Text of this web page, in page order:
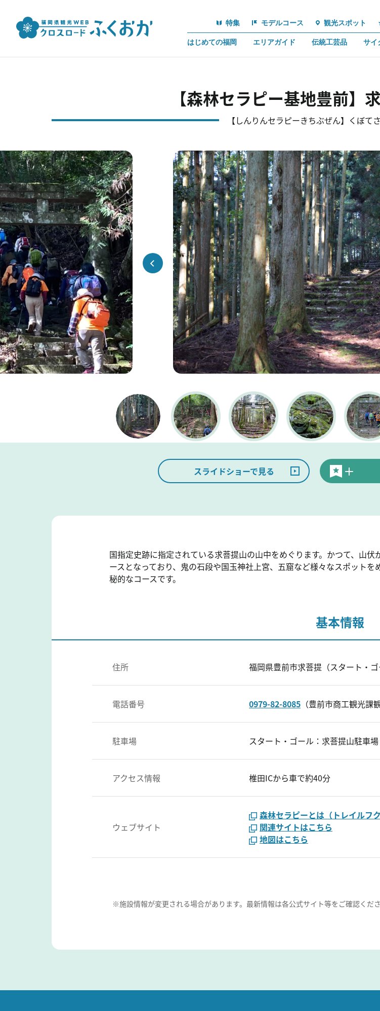
特集 モデルコース 観光スポット
はじめての福岡 エリアガイド 伝統工芸品 サイ
【森林セラピー基地豊前】
【しんりんセラピーきちぶぜん】くぼて
スライドショーで見る
国指定史跡に指定されている求菩提山の山中をめぐります。かつて、山
ースとなっており、鬼の石段や国玉神社上宮、五窟など様々なスポット
秘的なコースです。
基本情報
住所 福岡県豊前市求菩提（スタート・ゴ
電話番号 0979-82-8085 （豊前市商工観光課
駐車場 スタート・ゴール：求菩提山駐車場
アクセス情報 椎田ICから車で約40分
ウェブサイト
森林セラピーとは（トレイルフク
関連サイトはこちら
地図はこちら
※施設情報が変更される場合があります。最新情報は各公式サイト等をご確認くださ